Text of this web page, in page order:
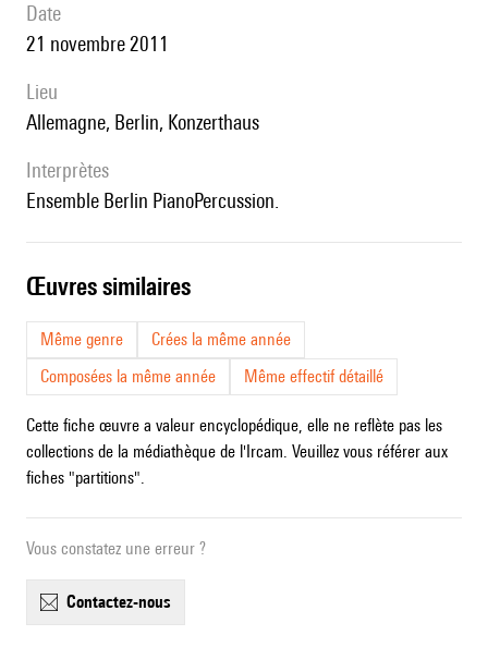
date
21 novembre 2011
lieu
Allemagne, Berlin, Konzerthaus
interprètes
Ensemble Berlin PianoPercussion.
œuvres similaires
Même genre
Crées la même année
Composées la même année
Même effectif détaillé
Cette fiche œuvre a valeur encyclopédique, elle ne reflète pas les
collections de la médiathèque de l'Ircam. Veuillez vous référer aux
fiches "partitions".
Vous constatez une erreur ?
contactez-nous